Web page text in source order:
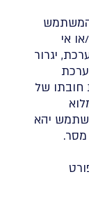
המשתמש
או אי
יגרור
חובתו של
יהא